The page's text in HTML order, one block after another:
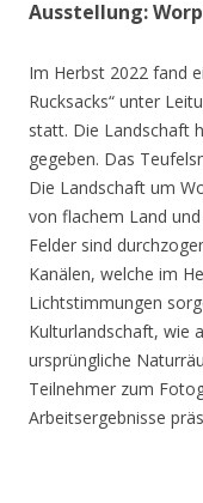
Ausstellung:
Im Herbst 2022 fand
Rucksacks“ unter
statt. Die Landschaft
gegeben. Das
Die Landschaft um
von flachem Land
Felder sind
Kanälen, welche im
Lichtstimmungen
Kulturlandschaft, wie
ursprüngliche
Teilnehmer zum
Arbeitsergebnisse